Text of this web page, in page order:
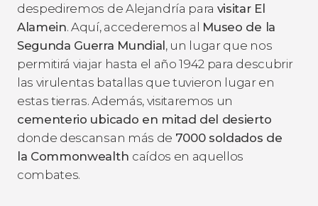
despediremos de Alejandría para visitar El
Alamein. Aquí, accederemos al Museo de la
Segunda Guerra Mundial, un lugar que nos
permitirá viajar hasta el año 1942 para descubrir
las virulentas batallas que tuvieron lugar en
estas tierras. Además, visitaremos un
cementerio ubicado en mitad del desierto
donde descansan más de 7000 soldados de
la Commonwealth caídos en aquellos
combates.